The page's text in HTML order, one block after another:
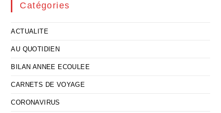
Catégories
ACTUALITE
AU QUOTIDIEN
BILAN ANNEE ECOULEE
CARNETS DE VOYAGE
CORONAVIRUS